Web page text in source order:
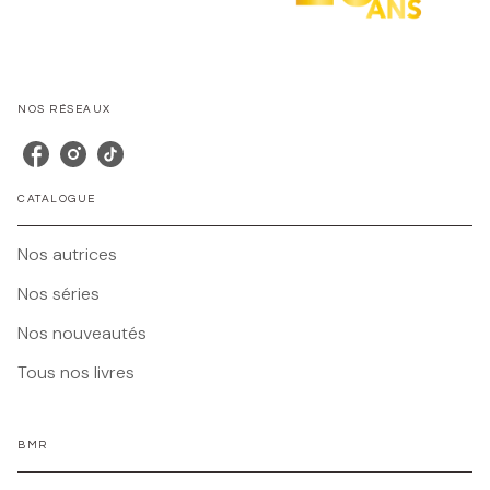
NOS RÉSEAUX
CATALOGUE
Nos autrices
Nos séries
Nos nouveautés
Tous nos livres
BMR